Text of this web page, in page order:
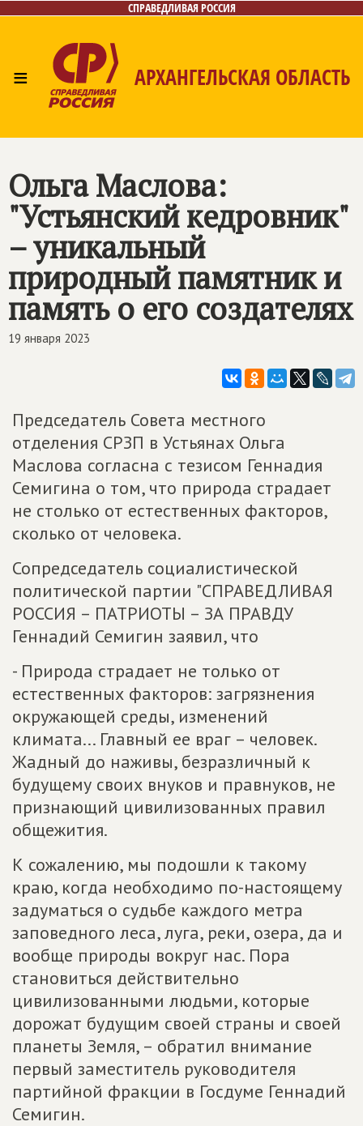
СПРАВЕДЛИВАЯ РОССИЯ
≡ АРХАНГЕЛЬСКАЯ ОБЛАСТЬ
Контакты
Ольга Маслова:
"Устьянский кедровник"
– уникальный
природный памятник и
память о его создателях
19 января 2023
Председатель Совета местного
отделения СРЗП в Устьянах Ольга
Маслова согласна с тезисом Геннадия
Семигина о том, что природа страдает
не столько от естественных факторов,
сколько от человека.
Сопредседатель социалистической
политической партии "СПРАВЕДЛИВАЯ
РОССИЯ – ПАТРИОТЫ – ЗА ПРАВДУ
Геннадий Семигин заявил, что
- Природа страдает не только от
естественных факторов: загрязнения
окружающей среды, изменений
климата... Главный ее враг – человек.
Жадный до наживы, безразличный к
будущему своих внуков и правнуков, не
признающий цивилизованных правил
общежития.
К сожалению, мы подошли к такому
краю, когда необходимо по-настоящему
задуматься о судьбе каждого метра
заповедного леса, луга, реки, озера, да и
вообще природы вокруг нас. Пора
становиться действительно
цивилизованными людьми, которые
дорожат будущим своей страны и своей
планеты Земля, – обратил внимание
первый заместитель руководителя
партийной фракции в Госдуме Геннадий
Семигин.